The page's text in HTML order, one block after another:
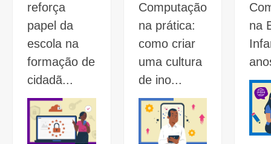
reforça
papel da
escola na
formação de
cidadã...
Computação
na prática:
como criar
uma cultura
de ino...
na